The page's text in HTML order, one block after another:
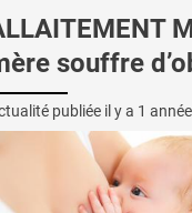
souffre
publiée il y a 1